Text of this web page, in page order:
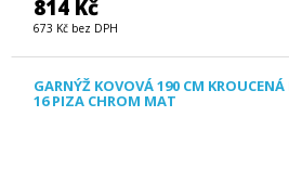
814 Kč
673 Kč bez DPH
GARNÝŽ KOVOVÁ 190 CM
16 PIZA CHROM MAT